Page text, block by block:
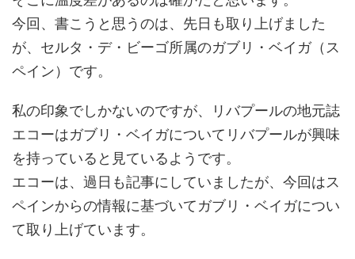
今回、書こうと思うのは、先日も取り上げました
が、セルタ・デ・ビーゴ所属のガブリ・ベイガ（ス
ペイン）です。
私の印象でしかないのですが、リバプールの地元誌
エコーはガブリ・ベイガについてリバプールが興味
を持っていると見ているようです。
エコーは、過日も記事にしていましたが、今回はス
ペインからの情報に基づいてガブリ・ベイガについ
て取り上げています。